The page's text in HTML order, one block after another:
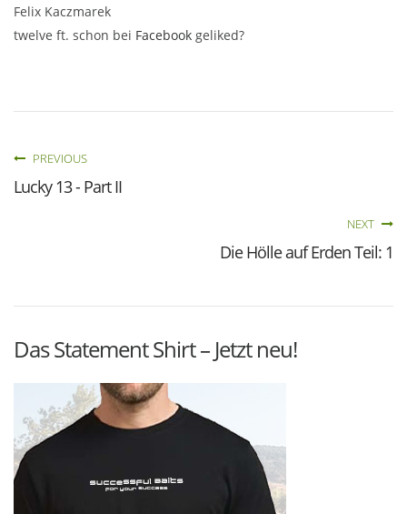
Felix Kaczmarek
twelve ft. schon bei Facebook geliked?
PREVIOUS
Lucky 13 - Part II
NEXT
Die Hölle auf Erden Teil: 1
Das Statement Shirt – Jetzt neu!